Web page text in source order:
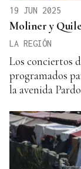
19 JUN 2025
Moliner y
LA REGIÓN
Los conciertos
programados
la avenida